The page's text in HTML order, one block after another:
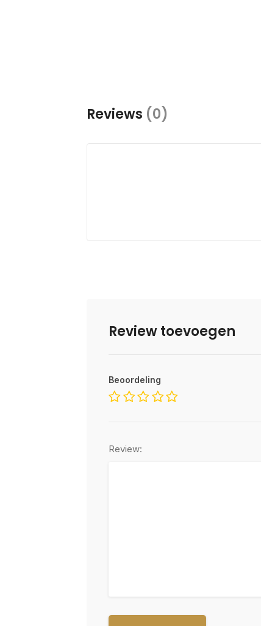
Reviews (0)
Review toevoegen
Beoordeling
Review: